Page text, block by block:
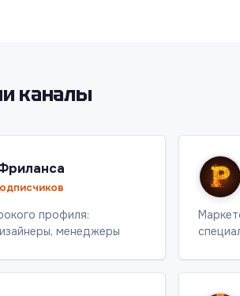
каналы
профиля:
менеджеры